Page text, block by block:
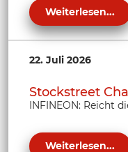
Weiterlesen...
22. Juli 2026
Stockstreet
INFINEON: Reicht
Weiterlesen...